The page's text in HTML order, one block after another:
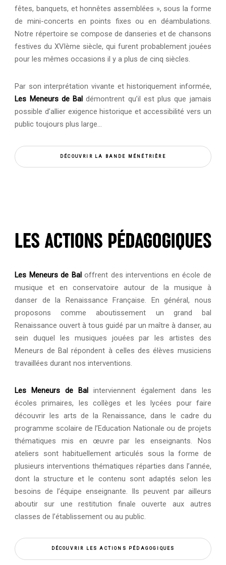
fêtes, banquets, et honnêtes assemblées », sous la forme
de mini-concerts en points fixes ou en déambulations.
Notre répertoire se compose de danseries et de chansons
festives du XVIème siècle, qui furent probablement jouées
pour les mêmes occasions il y a plus de cinq siècles.
Par son interprétation vivante et historiquement informée,
Les Meneurs de Bal démontrent qu’il est plus que jamais
possible d’allier exigence historique et accessibilité vers un
public toujours plus large…
DÉCOUVRIR LA BANDE MÉNÉTRIÈRE
Les Meneurs de Baloffrent des interventions en école de
musique et en conservatoire autour de la musique à
danser de la Renaissance Française. En général, nous
proposons comme aboutissement un grand bal
Renaissance ouvert à tous guidé par un maître à danser, au
sein duquel les musiques jouées par les artistes des
Meneurs de Bal répondent à celles des élèves musiciens
travaillées durant nos interventions.
Les Meneurs de Bal interviennent également dans les
écoles primaires, les collèges et les lycées pour faire
découvrir les arts de la Renaissance, dans le cadre du
programme scolaire de l’Education Nationale ou de projets
thématiques mis en œuvre par les enseignants. Nos
ateliers sont habituellement articulés sous la forme de
plusieurs interventions thématiques réparties dans l’année,
dont la structure et le contenu sont adaptés selon les
besoins de l’équipe enseignante. Ils peuvent par ailleurs
aboutir sur une restitution finale ouverte aux autres
classes de l’établissement ou au public.
DÉCOUVRIR LES ACTIONS PÉDAGOGIQUES